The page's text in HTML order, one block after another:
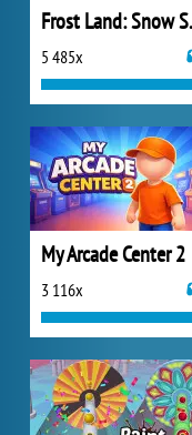
5 485x
My Arcade Center 2
3 116x